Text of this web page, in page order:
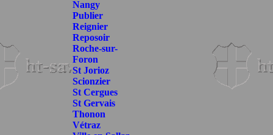
Nangy
Publier
Reignier
Reposoir
Roche-sur-
Foron
St Jorioz
Scionzier
St Cergues
St Gervais
Thonon
Vétraz